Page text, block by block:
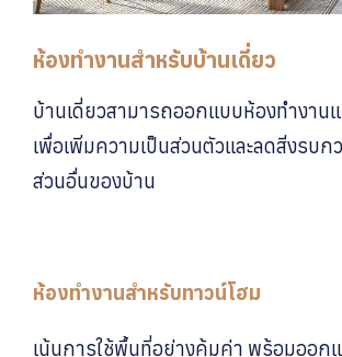
ห้องทำงานสำหรับบ้านเดี่ยว
บ้านเดี่ยวสามารถออกแบบห้องทำงาน
เพื่อเพิ่มความเป็นส่วนตัวและลดสิ่งรบ
ส่วนอื่นของบ้าน
ห้องทำงานสำหรับทาวน์โฮม
เน้นการใช้พื้นที่อย่างคุ้มค่า พร้อมออก